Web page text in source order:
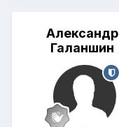
Александр
Галаншин